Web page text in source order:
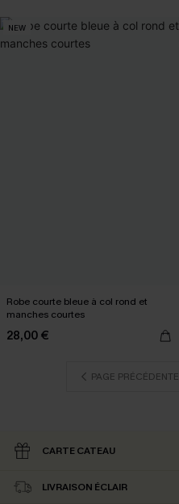
NEW
Robe courte bleue à col rond et
manches courtes
28,00 €
PAGE PRÉCÉDENTE
CARTE CATEAU
LIVRAISON ÉCLAIR